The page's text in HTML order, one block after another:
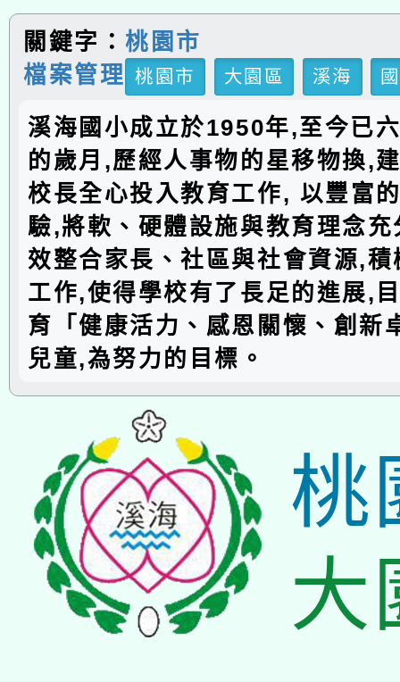
關鍵字：桃園市
檔案管理
桃園市 大園區 溪海
溪海國小成立於1950年,至今已
的歲月,歷經人事物的星移物換,
校長全心投入教育工作, 以豐富
驗,將軟、硬體設施與教育理念
效整合家長、社區與社會資源,
工作,使得學校有了長足的進展,
育「健康活力、感恩關懷、創新
兒童,為努力的目標。
桃
大